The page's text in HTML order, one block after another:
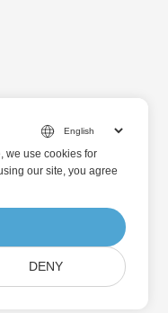
we use cookies for
our site, you agree
DENY